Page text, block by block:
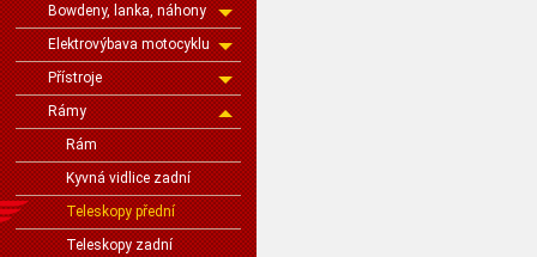
Bowdeny, lanka, náhony
Elektrovýbava motocyklu
Přístroje
Rámy
Rám
Kyvná vidlice zadní
Teleskopy přední
Teleskopy zadní